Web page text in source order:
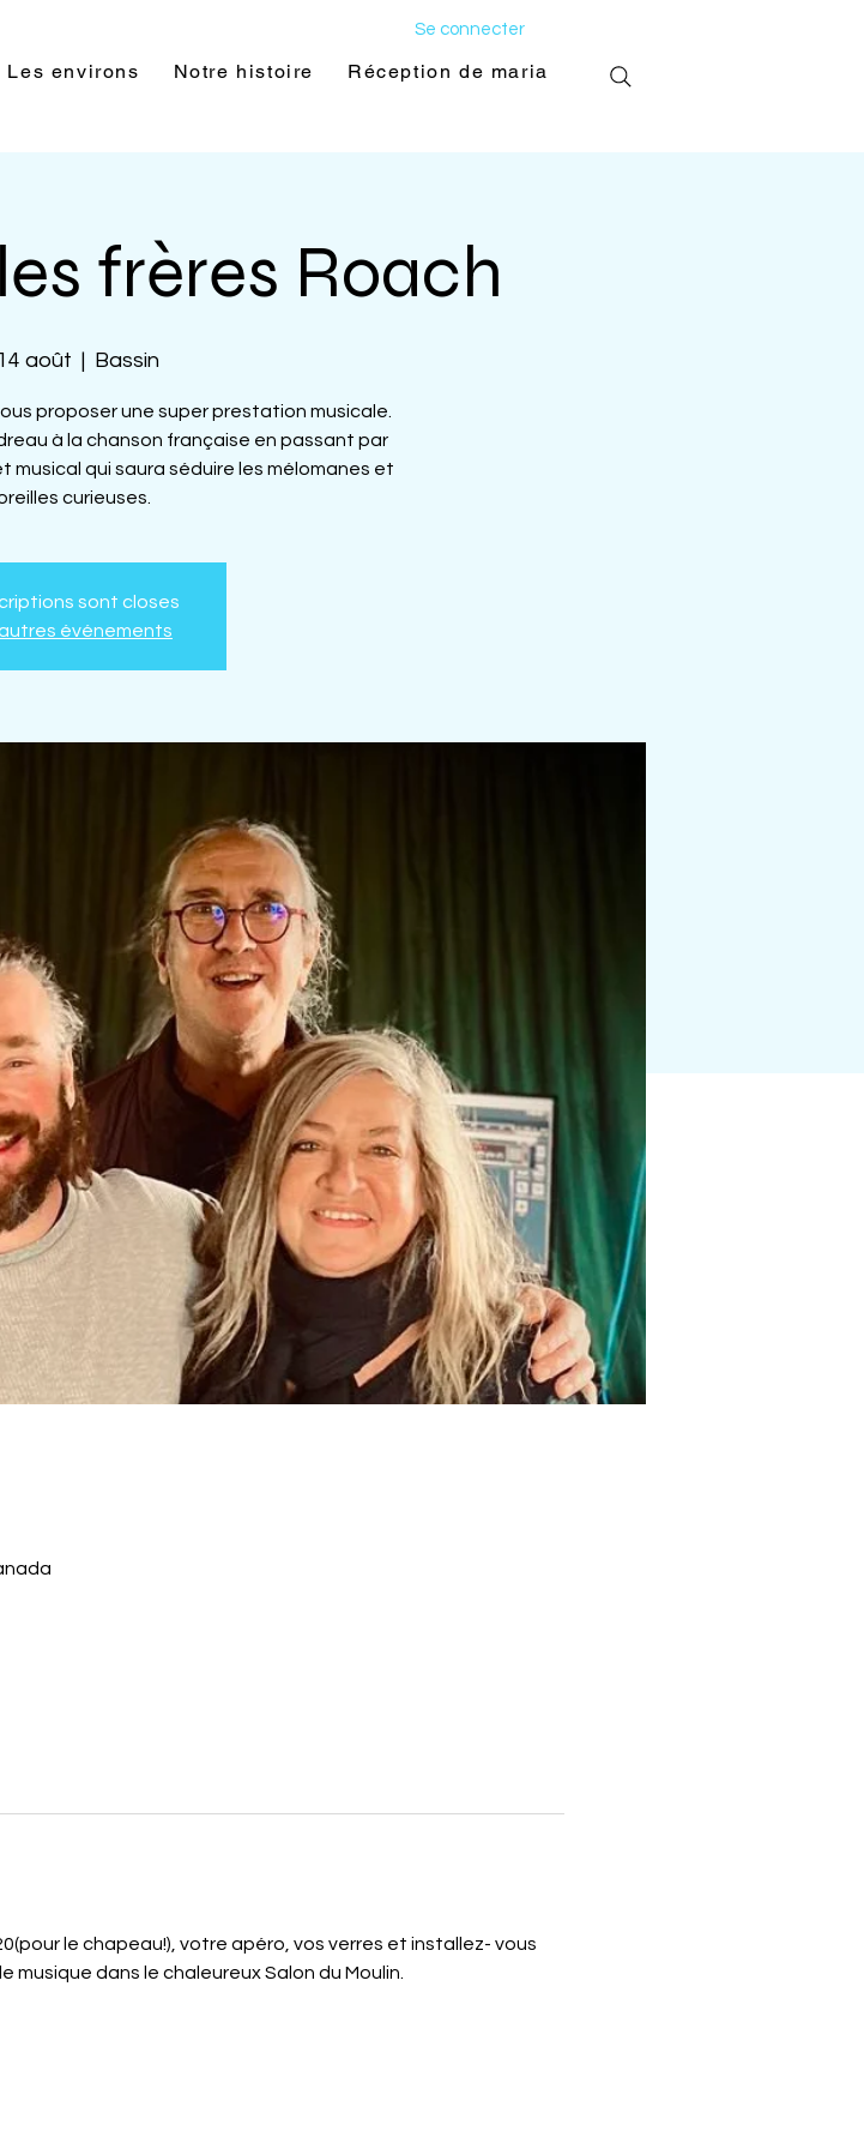
Les environs Notre histoire Réception de mariage Galerie photo
Se connecter
frères Roach
août
  |
Bassin
proposer une super prestation musicale.
à la chanson française en passant par
musical qui saura séduire les mélomanes et
curieuses.
sont closes
événements
le chapeau!), votre apéro, vos verres et installez- vous
dans le chaleureux Salon du Moulin.